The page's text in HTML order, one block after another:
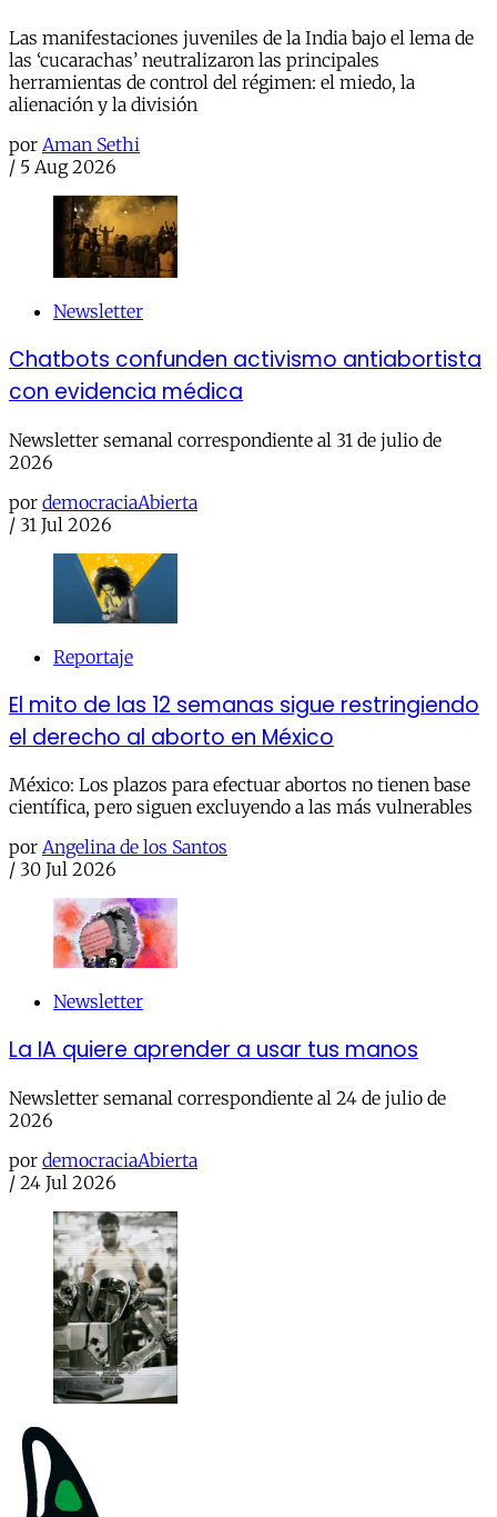
Las manifestaciones juveniles de la India bajo el lema de
las ‘cucarachas’ neutralizaron las principales
herramientas de control del régimen: el miedo, la
alienación y la división
por Aman Sethi
/ 5 Aug 2026
Newsletter
Chatbots confunden activismo antiabortista
con evidencia médica
Newsletter semanal correspondiente al 31 de julio de
2026
por democraciaAbierta
/ 31 Jul 2026
Reportaje
El mito de las 12 semanas sigue restringiendo
el derecho al aborto en México
México: Los plazos para efectuar abortos no tienen base
científica, pero siguen excluyendo a las más vulnerables
por Angelina de los Santos
/ 30 Jul 2026
Newsletter
La IA quiere aprender a usar tus manos
Newsletter semanal correspondiente al 24 de julio de
2026
por democraciaAbierta
/ 24 Jul 2026